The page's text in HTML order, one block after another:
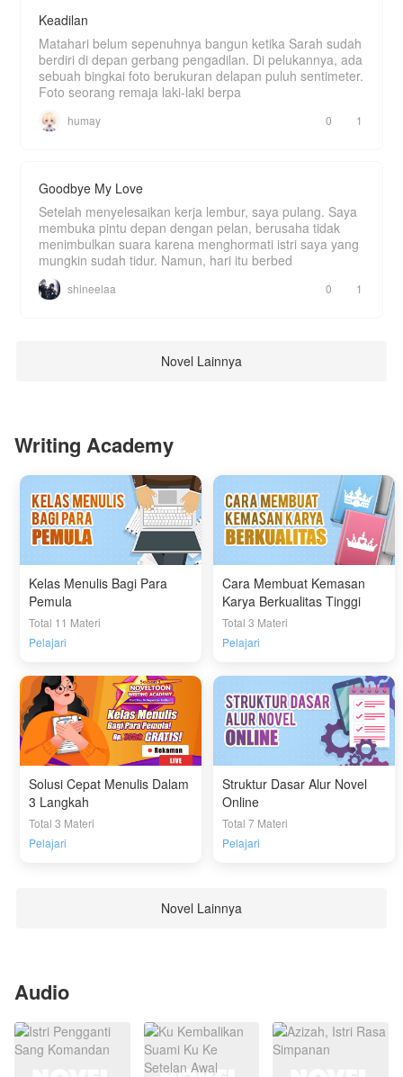
Keadilan
Matahari belum sepenuhnya bangun ketika Sarah sudah
berdiri di depan gerbang pengadilan. Di pelukannya, ada
sebuah bingkai foto berukuran delapan puluh sentimeter.
Foto seorang remaja laki-laki berpa
humay 0 1
Goodbye My Love
Setelah menyelesaikan kerja lembur, saya pulang. Saya
membuka pintu depan dengan pelan, berusaha tidak
menimbulkan suara karena menghormati istri saya yang
mungkin sudah tidur. Namun, hari itu berbed
shineelaa 0 1
Novel Lainnya
Writing Academy
Kelas Menulis Bagi Para
Pemula
Total 11 Materi
Pelajari
Cara Membuat Kemasan
Karya Berkualitas Tinggi
Total 3 Materi
Pelajari
Solusi Cepat Menulis Dalam
3 Langkah
Total 3 Materi
Pelajari
Struktur Dasar Alur Novel
Online
Total 7 Materi
Pelajari
Novel Lainnya
Audio